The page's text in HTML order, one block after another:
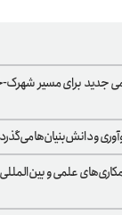
برای مسیر شهرک-
و دانش‌بنیان‌ها می‌گذرد ۲۳ اردیبهشت ۱۴۰۵
علمی و بین‌المللی